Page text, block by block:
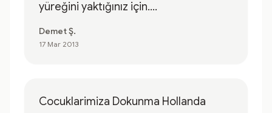
yüreğini yaktığınız için....
Demet Ş.
17 Mar 2013
Cocuklarimiza Dokunma Hollanda